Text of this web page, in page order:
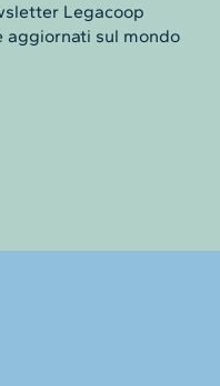
Legacoop
aggiornati sul mondo